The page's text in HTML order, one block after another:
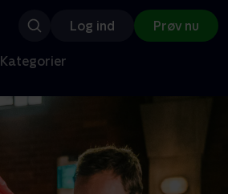
Log ind Prøv nu
Kategorier